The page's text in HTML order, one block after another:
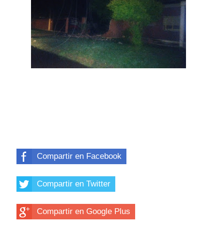
Compartir en Facebook
Compartir en Twitter
Compartir en Google Plus